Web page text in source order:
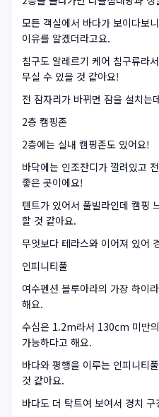
모든 객실에서 바다가 보이다보
이유를 알겠더라고요.
침구도 알레르기 케어 침구류라
무실 수 있을 것 같아요!
전 잠자리가 바뀌면 잠을 설치는
2층 캠핑존
2층에는 실내 캠핑존도 있어요!
바닥에는 인조잔디가 깔려있고
좋은 곳이에요!
텐트가 있어서 풀빌라인데 캠핑
할 것 같아요.
무엇보다 테라스와 이어져 있어
인피니티풀
여수펜션 블루아라의 가장 하이
해요.
수심은 1.2m라서 130cm 미만
가능하다고 해요.
바다와 평행을 이루는 인피니티
것 같아요.
바다도 더 탁트여 보여서 경치